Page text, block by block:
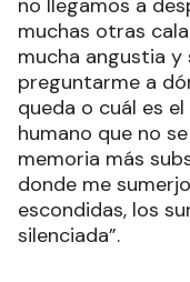
no llegamos a
muchas otras
mucha angustia
preguntarme a
queda o cuál es
humano que no
memoria más
donde me
escondidas, los
silenciada”.